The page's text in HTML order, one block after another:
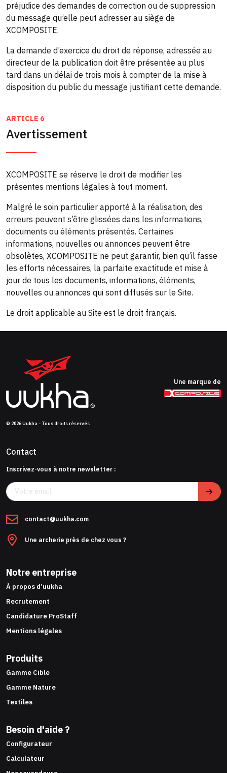
préjudice des demandes de correction ou de suppression
du message qu’elle peut adresser au siège de
XCOMPOSITE.
La demande d’exercice du droit de réponse, adressée au
directeur de la publication doit être présentée au plus
tard dans un délai de trois mois à compter de la mise à
disposition du public du message justifiant cette demande.
ARTICLE 6
Avertissement
XCOMPOSITE se réserve le droit de modifier les
présentes mentions légales à tout moment.
Malgré le soin particulier apporté à la réalisation, des
erreurs peuvent s’être glissées dans les informations,
documents ou éléments présentés. Certaines
informations, nouvelles ou annonces peuvent être
obsolètes, XCOMPOSITE ne peut garantir, bien qu’il fasse
les efforts nécessaires, la parfaite exactitude et mise à
jour de tous les documents, informations, éléments,
nouvelles ou annonces qui sont diffusés sur le Site.
Le droit applicable au Site est le droit français.
Une marque de
© 2026 Uukha - Tous droits réservés
Notre entreprise
À propos d’uukha
Recrutement
Candidature ProStaff
Mentions légales
Produits
Gamme Cible
Gamme Nature
Textiles
Besoin d'aide ?
Configurateur
Calculateur
Contact
Inscrivez-vous à notre newsletter :
contact@uukha.com
Une archerie près de chez vous ?